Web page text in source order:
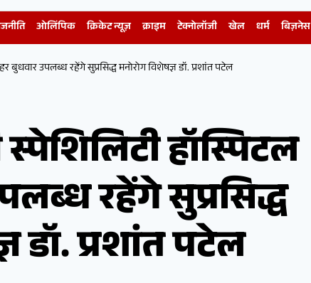
ओलिंपिक क्रिकेट न्यूज़ क्राइम टेक्नोलॉजी खेल धर्म बिज़नेस
बुधवार उपलब्ध रहेंगे सुप्रसिद्ध मनोरोग विशेषज्ञ डॉ. प्रशांत पटेल
हॉस्पिटल
रहेंगे सुप्रसिद्ध
डॉ. प्रशांत पटेल